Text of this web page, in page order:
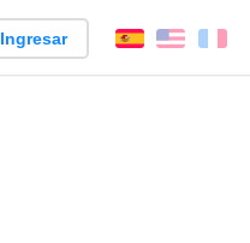
Ingresar EspañolEnglish